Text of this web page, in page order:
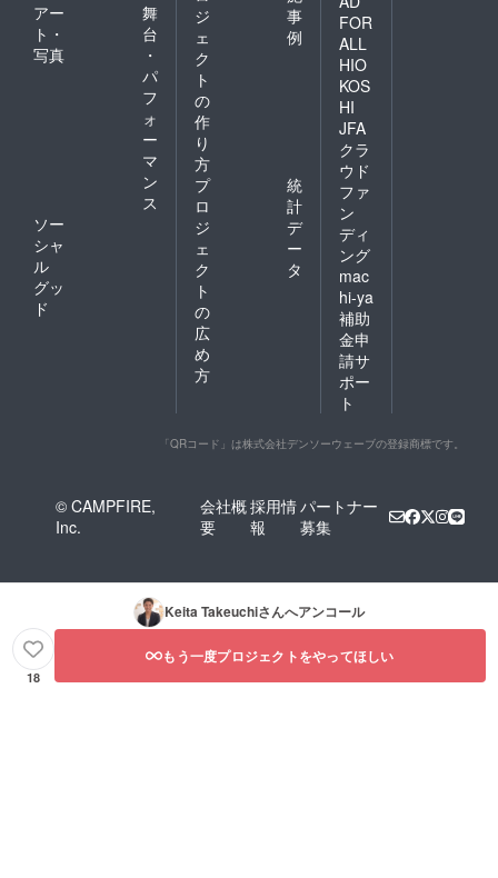
アー
ト・
写真
舞
台
・
パ
フ
ォ
ー
マ
ン
ス
ソー
シャ
ル
グッ
ド
ジ
ェ
ク
ト
の
作
り
方
事
例
プ
ロ
ジ
ェ
ク
ト
の
広
め
方
統
計
デ
ー
タ
FOR
ALL
HIO
KOS
HI
JFA
クラ
ウド
ファ
ン
ディ
ング
mac
hi-ya
補助
金申
請サ
ポー
ト
「QRコード」は株式会社デンソーウェーブの登録商標です。
© CAMPFIRE,
Inc.
会社概
要
採用情
報
パートナー
募集
Keita Takeuchiさんへアンコール
18
もう一度プロジェクトをやってほしい